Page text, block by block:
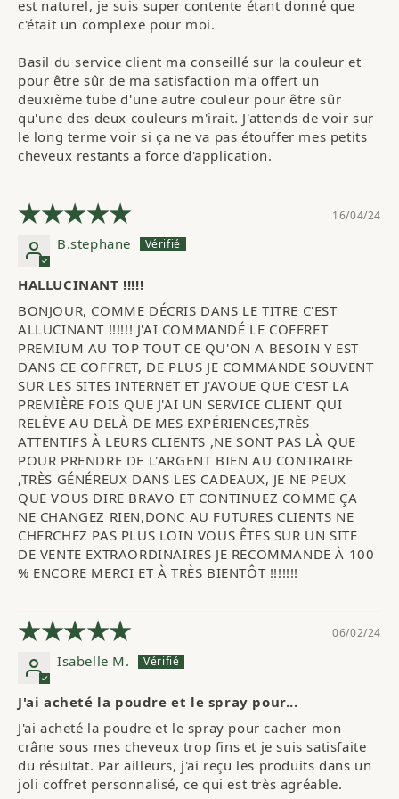
est naturel, je suis super contente étant donné que
Basil du service client ma conseillé sur la couleur et
pour être sûr de ma satisfaction m'a offert un
deuxième tube d'une autre couleur pour être sûr
qu'une des deux couleurs m'irait. J'attends de voir sur
le long terme voir si ça ne va pas étouffer mes petits
cheveux restants a force d'application.
16/04/24
B.stephane
HALLUCINANT !!!!!
BONJOUR, COMME DÉCRIS DANS LE TITRE C'EST
ALLUCINANT !!!!!! J'AI COMMANDÉ LE COFFRET
PREMIUM AU TOP TOUT CE QU'ON A BESOIN Y EST
DANS CE COFFRET, DE PLUS JE COMMANDE SOUVENT
SUR LES SITES INTERNET ET J'AVOUE QUE C'EST LA
PREMIÈRE FOIS QUE J'AI UN SERVICE CLIENT QUI
RELÈVE AU DELÀ DE MES EXPÉRIENCES,TRÈS
ATTENTIFS À LEURS CLIENTS ,NE SONT PAS LÀ QUE
POUR PRENDRE DE L'ARGENT BIEN AU CONTRAIRE
,TRÈS GÉNÉREUX DANS LES CADEAUX, JE NE PEUX
QUE VOUS DIRE BRAVO ET CONTINUEZ COMME ÇA
NE CHANGEZ RIEN,DONC AU FUTURES CLIENTS NE
CHERCHEZ PAS PLUS LOIN VOUS ÊTES SUR UN SITE
DE VENTE EXTRAORDINAIRES JE RECOMMANDE À 100
% ENCORE MERCI ET À TRÈS BIENTÔT !!!!!!!
06/02/24
Isabelle M.
J'ai acheté la poudre et le spray pour...
J'ai acheté la poudre et le spray pour cacher mon
crâne sous mes cheveux trop fins et je suis satisfaite
du résultat. Par ailleurs, j'ai reçu les produits dans un
joli coffret personnalisé, ce qui est très agréable.